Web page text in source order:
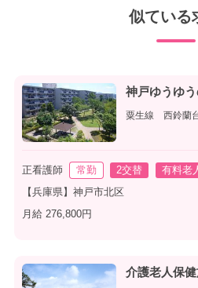
似ている
神戸ゆうゆ
粟生線 西鈴蘭
正看護師 常勤 2交替
有料老
【兵庫県】神戸市北区
月給 276,800円
介護老人保